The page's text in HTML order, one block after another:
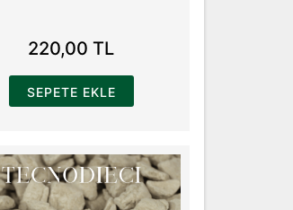
220,00 TL
SEPETE EKLE